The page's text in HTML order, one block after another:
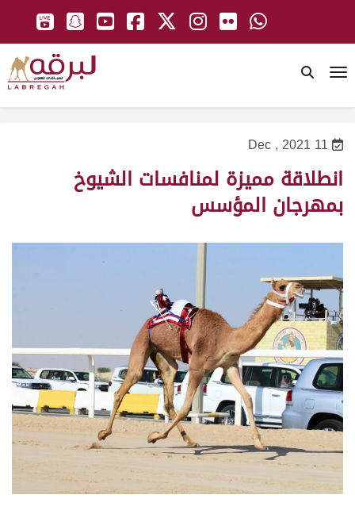
11 Dec , 2021
انطلاقة مميزة لمنافسات الشيوخ
بمهرجان المؤسس